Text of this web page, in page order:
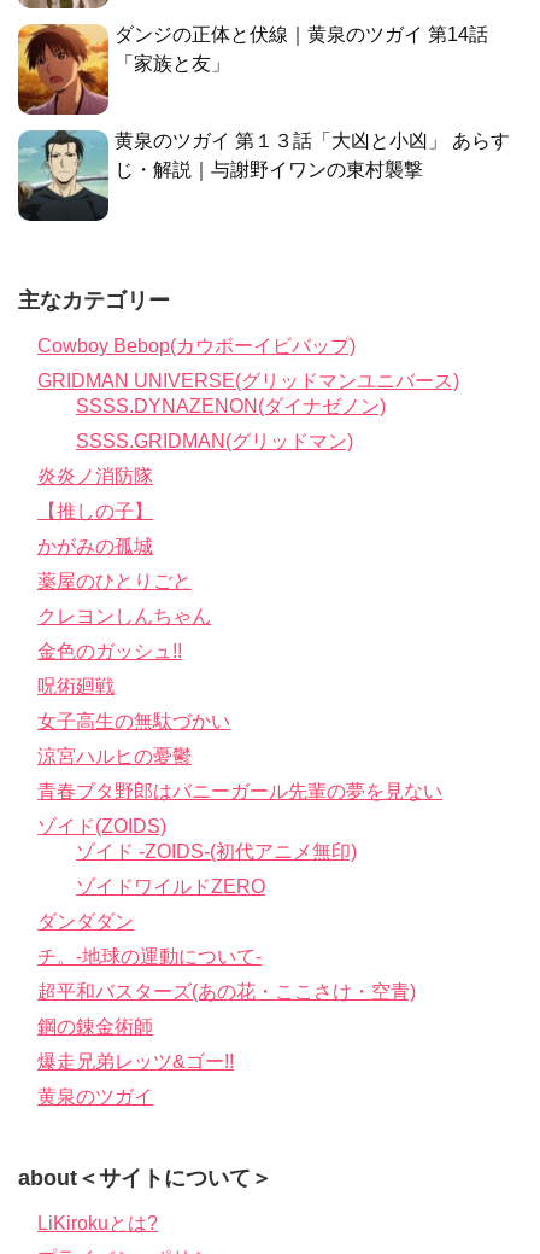
ダンジの正体と伏線｜黄泉のツガイ 第14話
「家族と友」
黄泉のツガイ 第１３話「大凶と小凶」 あらす
じ・解説｜与謝野イワンの東村襲撃
主なカテゴリー
Cowboy Bebop(カウボーイビバップ)
GRIDMAN UNIVERSE(グリッドマンユニバース)
SSSS.DYNAZENON(ダイナゼノン)
SSSS.GRIDMAN(グリッドマン)
炎炎ノ消防隊
【推しの子】
かがみの孤城
薬屋のひとりごと
クレヨンしんちゃん
金色のガッシュ!!
呪術廻戦
女子高生の無駄づかい
涼宮ハルヒの憂鬱
青春ブタ野郎はバニーガール先輩の夢を見ない
ゾイド(ZOIDS)
ゾイド -ZOIDS-(初代アニメ無印)
ゾイドワイルドZERO
ダンダダン
チ。-地球の運動について-
超平和バスターズ(あの花・ここさけ・空青)
鋼の錬金術師
爆走兄弟レッツ&ゴー!!
黄泉のツガイ
about＜サイトについて＞
LiKirokuとは?